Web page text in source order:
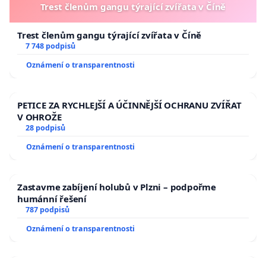
Trest členům gangu týrající zvířata v Číně
Trest členům gangu týrající zvířata v Číně
7 748 podpisů
Oznámení o transparentnosti
PETICE ZA RYCHLEJŠÍ A ÚČINNĚJŠÍ OCHRANU ZVÍŘAT
V OHROŽE
28 podpisů
Oznámení o transparentnosti
Zastavme zabíjení holubů v Plzni – podpořme
humánní řešení
787 podpisů
Oznámení o transparentnosti